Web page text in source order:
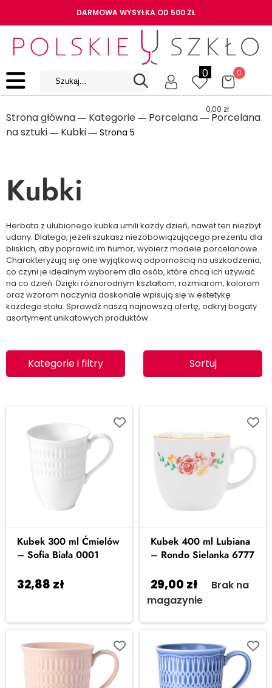
DARMOWA WYSYŁKA OD 500 ZŁ
0 0
0,00 zł
Strona główna ― Kategorie ― Porcelana ― Porcelana
na sztuki ― Kubki ― Strona 5
Kubki
Herbata z ulubionego kubka umili każdy dzień, nawet ten niezbyt
udany. Dlatego, jeżeli szukasz niezobowiązującego prezentu dla
bliskich, aby poprawić im humor, wybierz modele porcelanowe.
Charakteryzują się one wyjątkową odpornością na uszkodzenia,
co czyni je idealnym wyborem dla osób, które chcą ich używać
na co dzień. Dzięki różnorodnym kształtom, rozmiarom, kolorom
oraz wzorom naczynia doskonale wpisują się w estetykę
każdego stołu. Sprawdź naszą najnowszą ofertę, odkryj bogaty
asortyment unikatowych produktów.
Kategorie i filtry Sortuj
Kubek 300 ml Ćmielów
– Sofia Biała 0001
32,88 zł
Kubek 400 ml Lubiana
– Rondo Sielanka 6777
29,00 zł
Brak na
magazynie